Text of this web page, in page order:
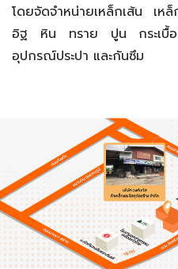
โดยจัดจำหน่ายเหล็กเส้น เ
อิฐ หิน ทราย ปูน กระเบื้
อุปกรณ์ประปา และกันซึม